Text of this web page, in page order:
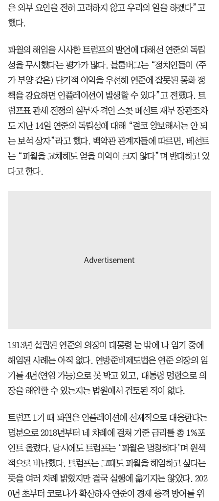
은 외부 요인을 전혀 고려하지 않고 우리의 일을 하겠다”고
했다.
파월의 해임을 시사한 트럼프의 발언에 대해선 연준의 독립
성을 무시했다는 평가가 많다. 블룸버그는 “정치인들이 (주
가 부양 같은) 단기적 이익을 우선해 연준에 잘못된 통화 정
책을 강요하면 인플레이션이 발생할 수 있다”고 전했다. 트
럼프표 관세 전쟁의 실무자 격인 스콧 베선트 재무 장관조차
도 지난 14일 연준의 독립성에 대해 “결코 양보해서는 안 되
는 보석 상자”라고 했다. 백악관 관계자들에 따르면, 베선트
는 “파월을 교체해도 얻을 이익이 크지 않다”며 반대하고 있
다고 한다.
1913년 설립된 연준의 의장이 대통령 눈 밖에 나 임기 중에
해임된 사례는 아직 없다. 연방준비제도법은 연준 의장의 임
기를 4년(연임 가능)으로 못 박고 있고, 대통령 명령으로 의
장을 해임할 수 있는지는 법원에서 검토된 적이 없다.
트럼프 1기 때 파월은 인플레이션에 선제적으로 대응한다는
명분으로 2018년부터 네 차례에 걸쳐 기준 금리를 총 1%포
인트 올렸다. 당시에도 트럼프는 ‘파월은 멍청하다’며 원색
적으로 비난했다. 트럼프는 그때도 파월을 해임하고 싶다는
뜻을 여러 차례 밝혔지만 결국 실행에 옮기지는 않았다. 202
0년 초부터 코로나가 확산하자 연준이 경제 충격 방어를 위